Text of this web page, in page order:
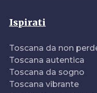
Ispirati
Toscana da non
Toscana autentica
Toscana da sogno
Toscana vibrante